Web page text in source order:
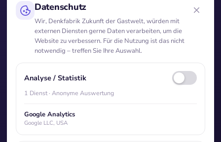
Beiräte & Experten
Netzwerk
Publikationen
Studien
Policy Paper
Analysen
Gastwelt (Überblick)
Gastwelt in Zahlen
Datenschutz
Wir, Denkfabrik Zukunft der Gastwelt, würden mit
externen Diensten gerne Daten verarbeiten, um die
Website zu verbessern. Für die Nutzung ist das nicht
notwendig – treffen Sie Ihre Auswahl.
Analyse / Statistik
1 Dienst · Anonyme Auswertung
Google Analytics
Google LLC, USA